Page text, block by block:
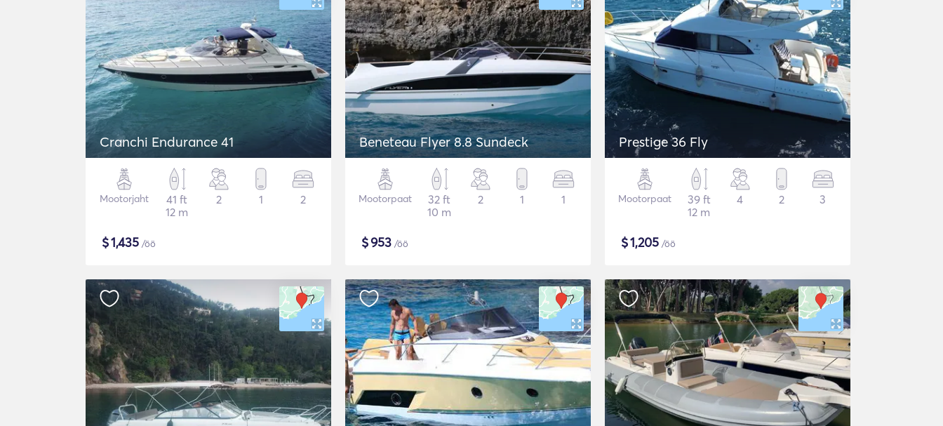
Cranchi Endurance 41
Mootorjaht
41 ft
12 m
2 1 2
$1,435 /öö
Beneteau Flyer 8.8 Sundeck
Mootorpaat
32 ft
10 m
2 1 1
$953 /öö
Prestige 36 Fly
Mootorpaat
39 ft
12 m
4 2 3
$1,205 /öö